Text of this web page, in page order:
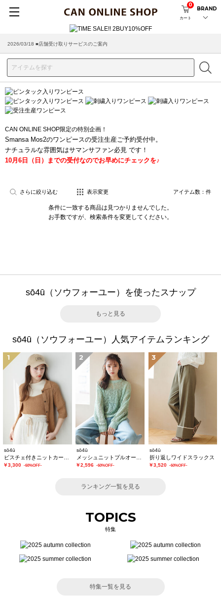
カート
0
BRAND
2026/03/18 ■店舗受け取りサービスのご案内
CAN ONLINE SHOP限定の特別企画！
Smansa Mos2のワンピースの受注生産ご予約受付中。
ナチュラルな雰囲気はサマンサファン必見 です！
10月6日（日）までの受付なのでお早めにチェックを♪
さらに絞り込む 表示変更 アイテム数： 件
条件に一致する商品は見つかりませんでした。
お手数ですが、検索条件を変更してください。
sō4ū（ソウフォーユー）を使ったスナップ
もっと見る
sō4ū（ソウフォーユー）人気アイテムランキング
1
sō4ū
￥3,300 -60%OFF-
2
sō4ū
￥2,596 -60%OFF-
3
sō4ū
折り返しワイドスラックス
￥3,520 -60%OFF-
ランキング一覧を見る
TOPICS
特集
特集一覧を見る